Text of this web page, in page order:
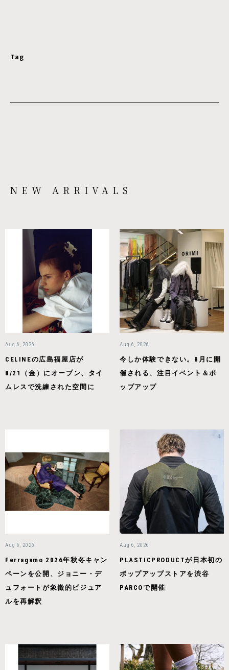
Tag
NEW ARRIVALS
Aug 6, 2026
CELINEの広島福屋店が
8/21（金）にオープン、タイ
ムレスで洗練された空間に
Aug 6, 2026
今しか体験できない。8月に開
催される、注目イベント＆ポ
ップアップ
Aug 6, 2026
Ferragamo 2026年秋冬キャン
ペーンを公開、ジョニー・デ
ュフォートが象徴的ビジュア
ルを再解釈
Aug 6, 2026
PLASTICPRODUCTが日本初の
ポップアップストアを渋谷
PARCOで開催